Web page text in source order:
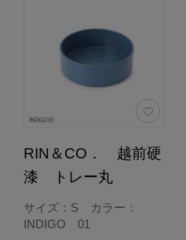
RIN＆CO． 越前硬
漆 トレー丸
サイズ：S カラー：
INDIGO 01